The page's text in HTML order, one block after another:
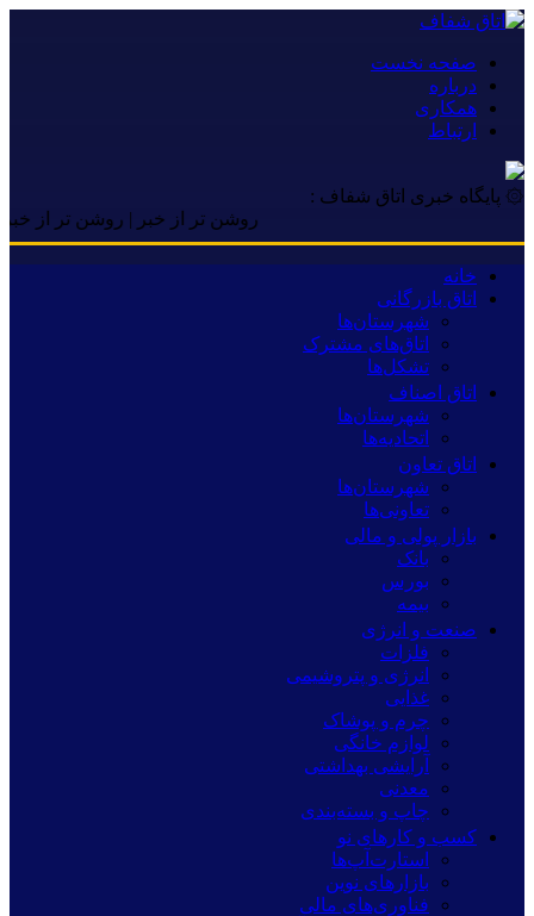
صفحه نخست
درباره
همکاری
ارتباط
۞ پایگاه خبری اتاق شفاف :
روشن تر از خبر | روشن تر از خبر |
خانه
اتاق بازرگانی
شهرستان‌ها
اتاق‌های مشترک
تشکل‌ها
اتاق اصناف
شهرستان‌ها
اتحادیه‌ها
اتاق تعاون
شهرستان‌ها
تعاونی‌ها
بازار پولی و مالی
بانک
بورس
بیمه
صنعت و انرژی
فلزات
انرژی و پتروشیمی
غذایی
چرم و پوشاک
لوازم خانگی
آرایشی بهداشتی
معدنی
چاپ و بسته‌بندی
کسب و کارهای نو
استارت‌آپ‌ها
بازارهای نوین
فناوری‌های مالی